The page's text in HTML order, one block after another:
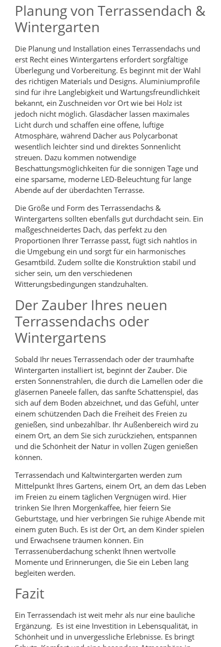
Planung von Terrassendach &
Wintergarten
Die Planung und Installation eines Terrassendachs und
erst Recht eines Wintergartens erfordert sorgfältige
Überlegung und Vorbereitung. Es beginnt mit der Wahl
des richtigen Materials und Designs. Aluminiumprofile
sind für ihre Langlebigkeit und Wartungsfreundlichkeit
bekannt, ein Zuschneiden vor Ort wie bei Holz ist
jedoch nicht möglich. Glasdächer lassen maximales
Licht durch und schaffen eine offene, luftige
Atmosphäre, während Dächer aus Polycarbonat
wesentlich leichter sind und direktes Sonnenlicht
streuen. Dazu kommen notwendige
Beschattungsmöglichkeiten für die sonnigen Tage und
eine sparsame, moderne LED-Beleuchtung für lange
Abende auf der überdachten Terrasse.
Die Größe und Form des Terrassendachs &
Wintergartens sollten ebenfalls gut durchdacht sein. Ein
maßgeschneidertes Dach, das perfekt zu den
Proportionen Ihrer Terrasse passt, fügt sich nahtlos in
die Umgebung ein und sorgt für ein harmonisches
Gesamtbild. Zudem sollte die Konstruktion stabil und
sicher sein, um den verschiedenen
Witterungsbedingungen standzuhalten.
Der Zauber Ihres neuen
Terrassendachs oder
Wintergartens
Sobald Ihr neues Terrassendach oder der traumhafte
Wintergarten installiert ist, beginnt der Zauber. Die
ersten Sonnenstrahlen, die durch die Lamellen oder die
gläsernen Paneele fallen, das sanfte Schattenspiel, das
sich auf dem Boden abzeichnet, und das Gefühl, unter
einem schützenden Dach die Freiheit des Freien zu
genießen, sind unbezahlbar. Ihr Außenbereich wird zu
einem Ort, an dem Sie sich zurückziehen, entspannen
und die Schönheit der Natur in vollen Zügen genießen
können.
Terrassendach und Kaltwintergarten werden zum
Mittelpunkt Ihres Gartens, einem Ort, an dem das Leben
im Freien zu einem täglichen Vergnügen wird. Hier
trinken Sie Ihren Morgenkaffee, hier feiern Sie
Geburtstage, und hier verbringen Sie ruhige Abende mit
einem guten Buch. Es ist der Ort, an dem Kinder spielen
und Erwachsene träumen können. Ein
Terrassenüberdachung schenkt Ihnen wertvolle
Momente und Erinnerungen, die Sie ein Leben lang
begleiten werden.
Fazit
Ein Terrassendach ist weit mehr als nur eine bauliche
Ergänzung. Es ist eine Investition in Lebensqualität, in
Schönheit und in unvergessliche Erlebnisse. Es bringt